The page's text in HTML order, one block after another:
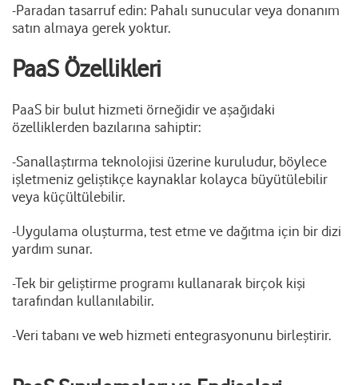
-Paradan tasarruf edin: Pahalı sunucular veya donanım
satın almaya gerek yoktur.
PaaS Özellikleri
PaaS bir bulut hizmeti örneğidir ve aşağıdaki
özelliklerden bazılarına sahiptir:
-Sanallaştırma teknolojisi üzerine kuruludur, böylece
işletmeniz geliştikçe kaynaklar kolayca büyütülebilir
veya küçültülebilir.
-Uygulama oluşturma, test etme ve dağıtma için bir dizi
yardım sunar.
-Tek bir geliştirme programı kullanarak birçok kişi
tarafından kullanılabilir.
-Veri tabanı ve web hizmeti entegrasyonunu birleştirir.